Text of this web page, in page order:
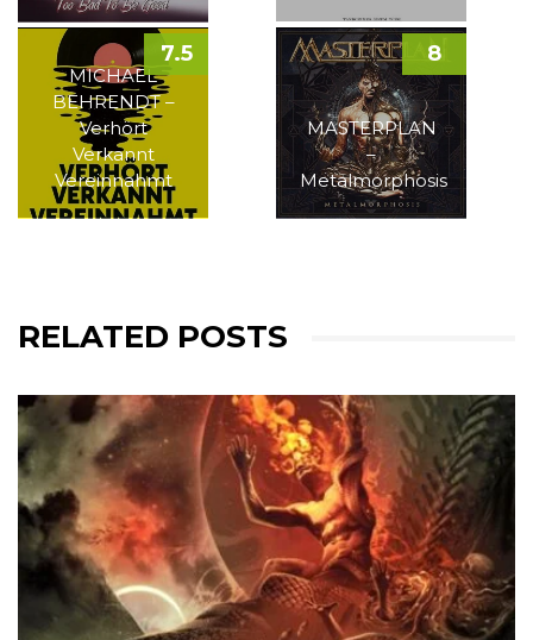
MICHAEL
BEHRENDT –
Verhört
Verkannt
Vereinnahmt
7.5
MASTERPLAN
–
Metalmorphosis
8
RELATED POSTS